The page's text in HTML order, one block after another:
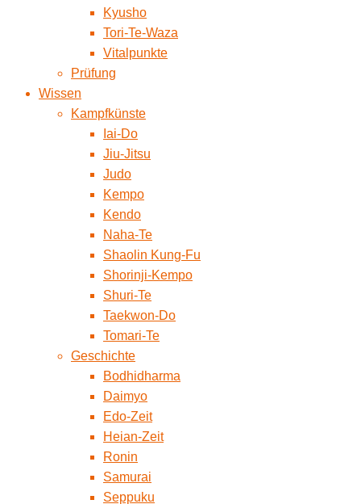
Kyusho
Tori-Te-Waza
Vitalpunkte
Prüfung
Wissen
Kampfkünste
Iai-Do
Jiu-Jitsu
Judo
Kempo
Kendo
Naha-Te
Shaolin Kung-Fu
Shorinji-Kempo
Shuri-Te
Taekwon-Do
Tomari-Te
Geschichte
Bodhidharma
Daimyo
Edo-Zeit
Heian-Zeit
Ronin
Samurai
Seppuku